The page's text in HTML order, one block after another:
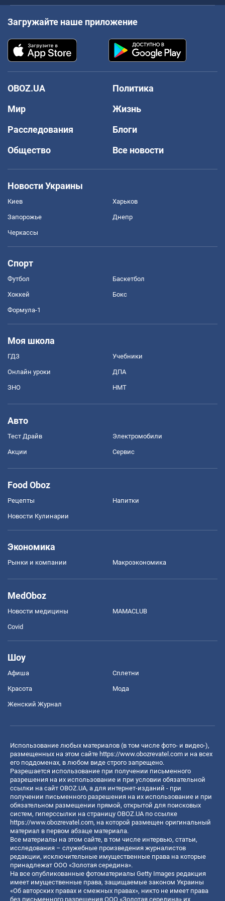
Загружайте наше приложение
OBOZ.UA
Политика
Мир
Жизнь
Расследования
Блоги
Общество
Все новости
Новости Украины
Киев Харьков
Запорожье Днепр
Черкассы
Спорт
Футбол Баскетбол
Хоккей Бокс
Формула-1
Моя школа
ГДЗ Учебники
Онлайн уроки ДПА
ЗНО НМТ
Авто
Тест Драйв Электромобили
Акции Сервис
Food Oboz
Рецепты Напитки
Новости Кулинарии
Экономика
Рынки и компании Mакроэкономика
MedOboz
Новости медицины MAMACLUB
Covid
Шоу
Афиша Сплетни
Красота Мода
Женский Журнал
Использование любых материалов (в том числе фото- и видео-),
размещенных на этом сайте https://www.obozrevatel.com и на всех
его поддоменах, в любом виде строго запрещено.
Разрешается использование при получении письменного
разрешения на их использование и при условии обязательной
ссылки на сайт OBOZ.UA, а для интернет-изданий - при
получении письменного разрешения на их использование и при
обязательном размещении прямой, открытой для поисковых
систем, гиперссылки на страницу OBOZ.UA по ссылке
https://www.obozrevatel.com, на которой размещен оригинальный
материал в первом абзаце материала.
Все материалы на этом сайте, в том числе интервью, статьи,
исследования – служебные произведения журналистов
редакции, исключительные имущественные права на которые
принадлежат ООО «Золотая середина».
На все опубликованные фотоматериалы Getty Images редакция
имеет имущественные права, защищаемые законом Украины
«Об авторских правах и смежных правах», никто не имеет права
без письменного разрешения ООО «Золотая середина» их